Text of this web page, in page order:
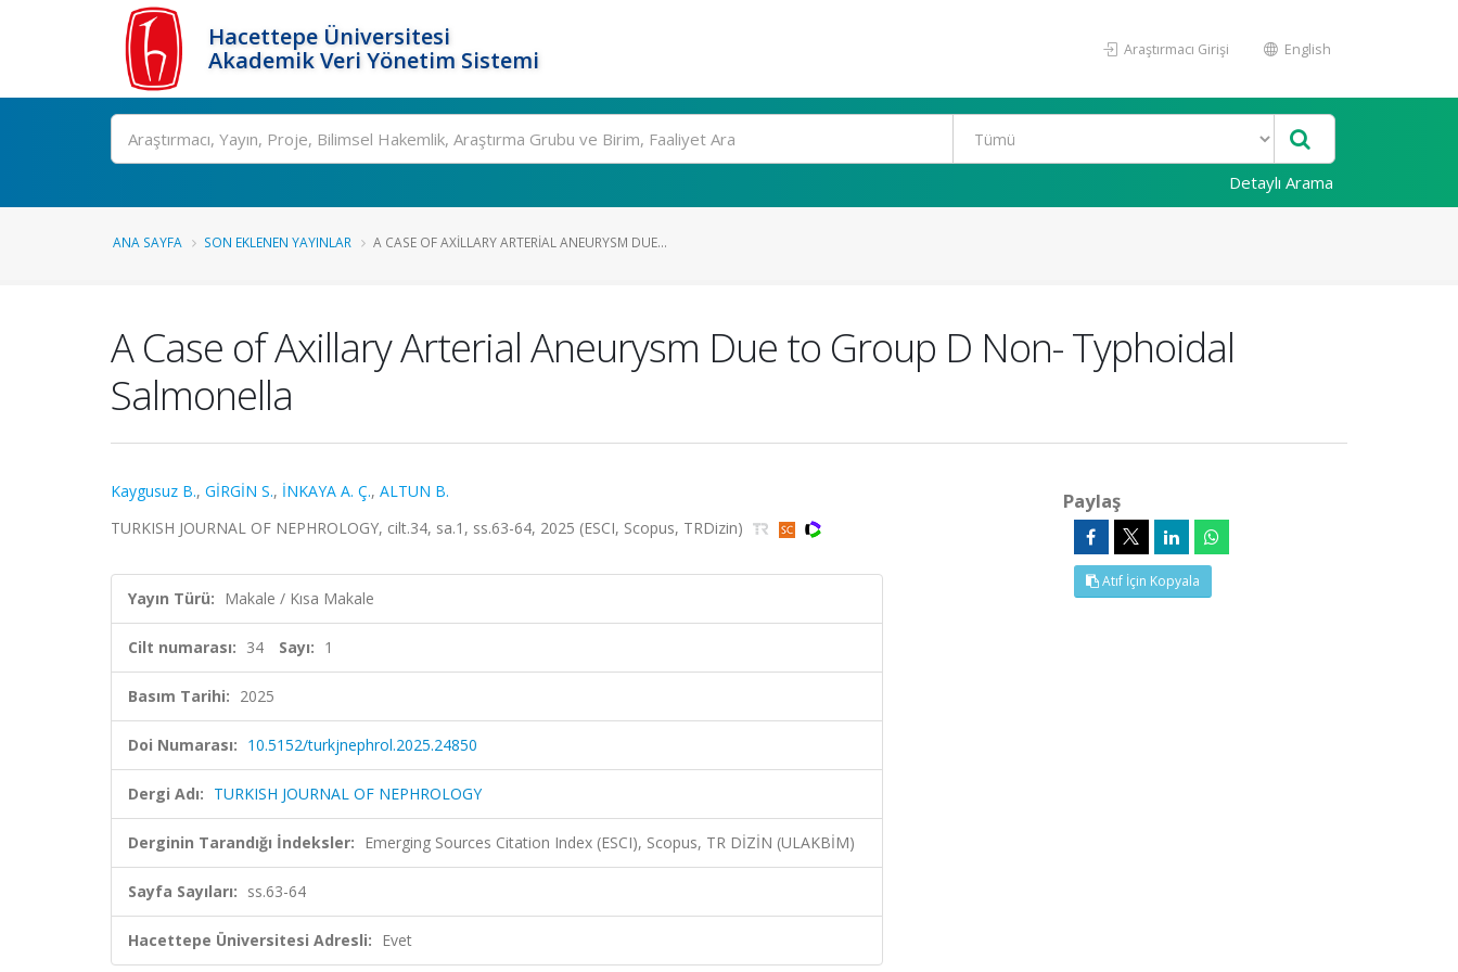
Hacettepe Üniversitesi
Akademik Veri Yönetim Sistemi
Araştırmacı Girişi English
Ara
Detaylı Arama
ANA SAYFA SON EKLENEN YAYINLAR A CASE OF AXILLARY ARTERIAL ANEURYSM DUE...
A Case of Axillary Arterial Aneurysm Due to Group D Non- Typhoidal
Salmonella
Kaygusuz B., GİRGİN S., İNKAYA A. Ç., ALTUN B.
TURKISH JOURNAL OF NEPHROLOGY, cilt.34, sa.1, ss.63-64, 2025 (ESCI, Scopus, TRDizin)
Yayın Türü: Makale / Kısa Makale
Cilt numarası: 34 Sayı: 1
Basım Tarihi: 2025
Doi Numarası: 10.5152/turkjnephrol.2025.24850
Dergi Adı: TURKISH JOURNAL OF NEPHROLOGY
Derginin Tarandığı İndeksler: Emerging Sources Citation Index (ESCI), Scopus, TR DİZİN (ULAKBİM)
Sayfa Sayıları: ss.63-64
Hacettepe Üniversitesi Adresli: Evet
Paylaş
Atıf İçin Kopyala